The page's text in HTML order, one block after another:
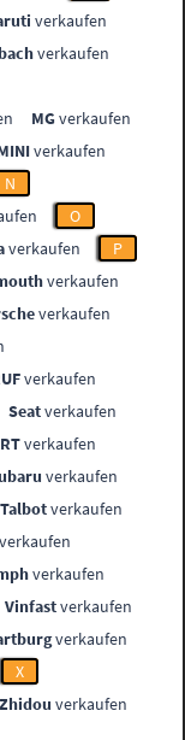
verkaufen
verkaufen
MGverkaufen
verkaufen
N
O
verkaufen
P
verkaufen
verkaufen
verkaufen
Seatverkaufen
verkaufen
verkaufen
Talbotverkaufen
verkaufen
verkaufen
Vinfastverkaufen
verkaufen
X
Zhidou verkaufen